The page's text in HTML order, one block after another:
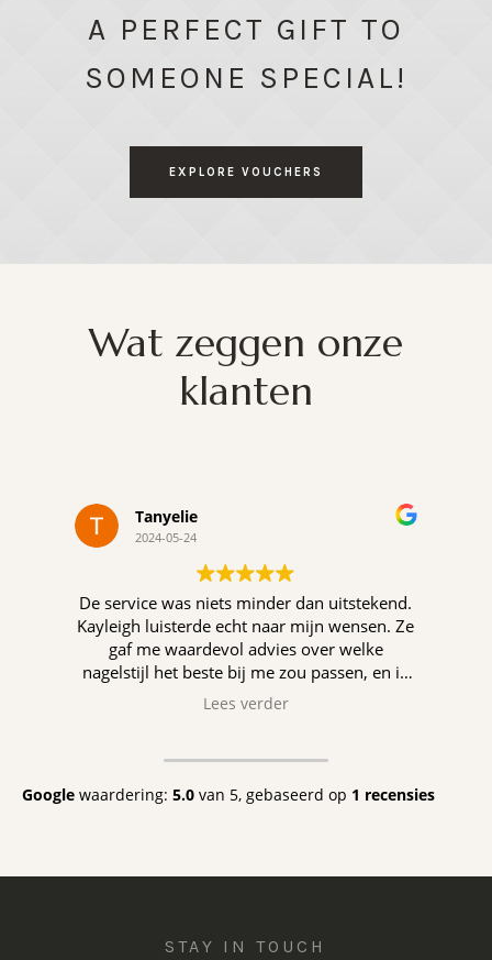
A PERFECT GIFT TO
SOMEONE SPECIAL!
EXPLORE VOUCHERS
Wat zeggen onze
klanten
Tanyelie
2024-05-24
De service was niets minder dan uitstekend.
Kayleigh luisterde echt naar mijn wensen. Ze
gaf me waardevol advies over welke
nagelstijl het beste bij me zou passen, en ik
ben ontzettend blij met het resultaat.
mijn verwachtingen overtroffen en ik kan ze
niet genoeg aanbevelen. Ik zal zeker
terugkomen voor al mijn toekomstige
Lees verder
Googlewaardering: 5.0van 5, gebaseerd op 1 recensies
STAY IN TOUCH